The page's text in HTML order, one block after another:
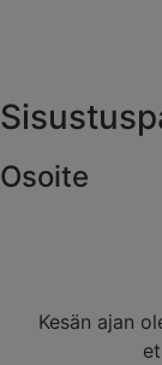
Osoite
Kesän ajan